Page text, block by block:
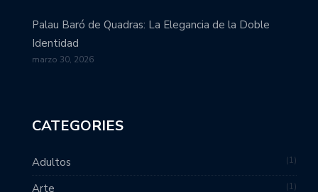
Palau Baró de Quadras: La Elegancia de la Doble
Identidad
marzo 30, 2026
CATEGORIES
Adultos 1
Arte 1